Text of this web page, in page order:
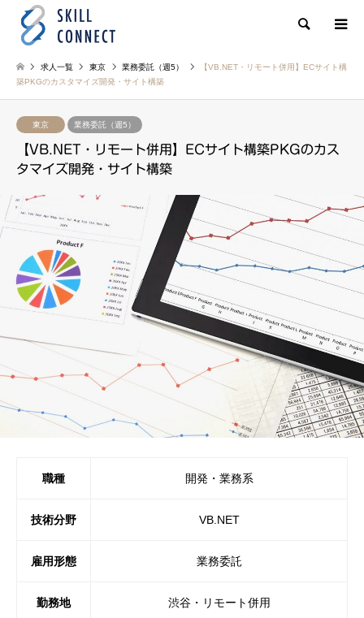
検索
求人一覧 東京 業務委託（週5）
【VB.NET・リモート併用】ECサイト構
築PKGのカスタマイズ開発・サイト構築
東京 業務委託（週5）
【VB.NET・リモート併用】ECサイト構築PKGのカス
タマイズ開発・サイト構築
職種 開発・業務系
技術分野 VB.NET
雇用形態 業務委託
勤務地 渋谷・リモート併用